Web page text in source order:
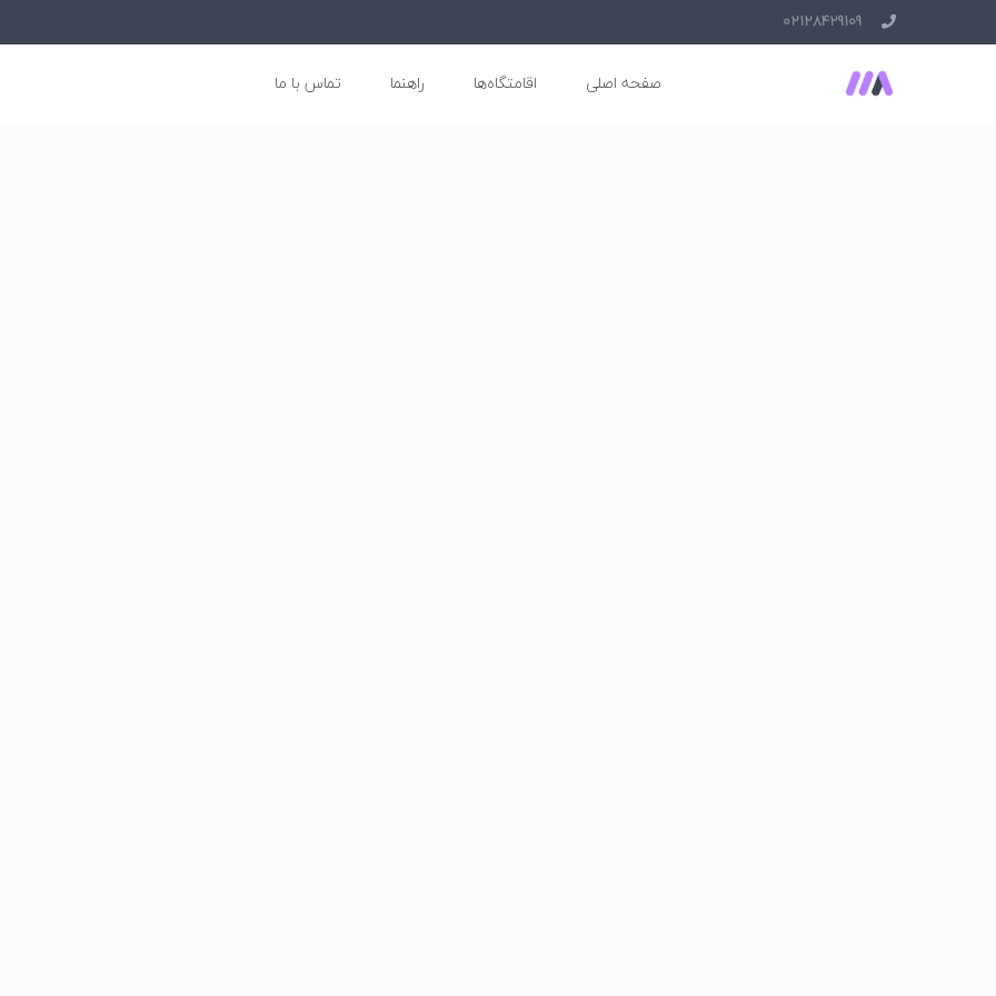
02128429109
صفحه اصلی اقامتگاه‌ها راهنما تماس با ما